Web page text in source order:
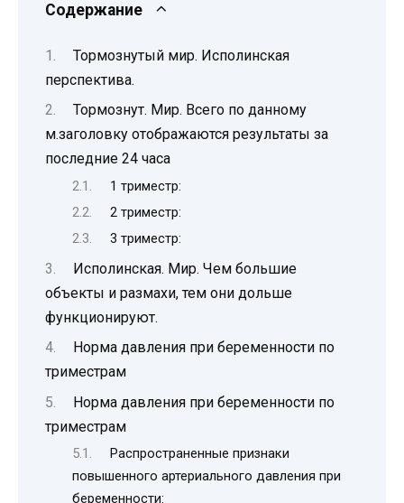
Содержание
Тормознутый мир. Исполинская
перспектива.
Тормознут. Мир. Всего по данному
м.заголовку отображаются результаты за
последние 24 часа
1 триместр:
2 триместр:
3 триместр:
Исполинская. Мир. Чем большие
объекты и размахи, тем они дольше
функционируют.
Норма давления при беременности по
триместрам
Норма давления при беременности по
триместрам
Распространенные признаки
повышенного артериального давления при
беременности: